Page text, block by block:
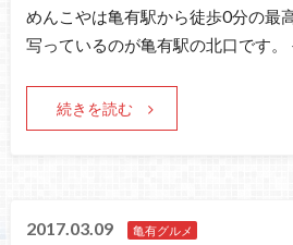
めんこやは亀有駅から徒歩0分の最
写っているのが亀有駅の北口です
続きを読む
2017.03.09 亀有グルメ